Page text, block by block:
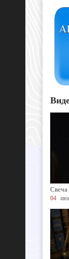
Свеча
04